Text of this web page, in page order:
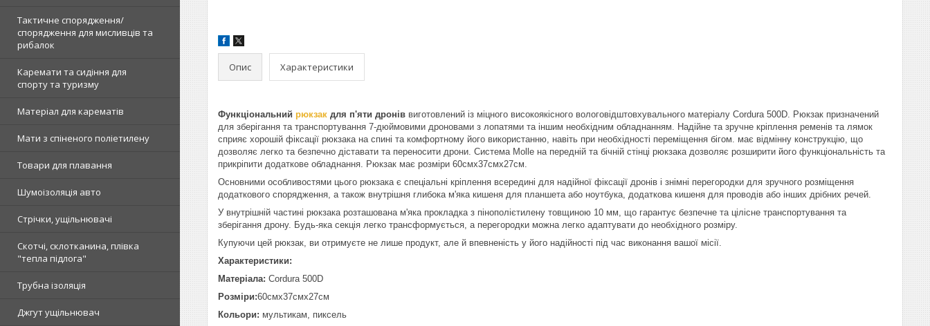
Тактичне спорядження/
спорядження для мисливців та
рибалок
Каремати та сидіння для
спорту та туризму
Матеріал для карематів
Мати з спіненого поліетилену
Товари для плавання
Шумоізоляція авто
Стрічки, ущільнювачі
Скотчі, склотканина, плівка
"тепла підлога"
Трубна ізоляція
Джгут ущільнювач
Опис Характеристики
Функціональний рюкзак для п'яти дронів виготовлений із міцного високоякісного вологовідштовхувального матеріалу Cordura 500D. Рюкзак призначений
для зберігання та транспортування 7-дюймовими дроновами з лопатями та іншим необхідним обладнанням. Надійне та зручне кріплення ременів та лямок
сприяє хорошій фіксації рюкзака на спині та комфортному його використанню, навіть при необхідності переміщення бігом. має відмінну конструкцію, що
дозволяє легко та безпечно діставати та переносити дрони. Система Molle на передній та бічній стінці рюкзака дозволяє розширити його функціональність та
прикріпити додаткове обладнання. Рюкзак має розміри 60смх37смх27см.
Основними особливостями цього рюкзака є спеціальні кріплення всередині для надійної фіксації дронів і знімні перегородки для зручного розміщення
додаткового спорядження, а також внутрішня глибока м'яка кишеня для планшета або ноутбука, додаткова кишеня для проводів або інших дрібних речей.
У внутрішній частині рюкзака розташована м'яка прокладка з пінополієтилену товщиною 10 мм, що гарантує безпечне та цілісне транспортування та
зберігання дрону. Будь-яка секція легко трансформується, а перегородки можна легко адаптувати до необхідного розміру.
Купуючи цей рюкзак, ви отримуєте не лише продукт, але й впевненість у його надійності під час виконання вашої місії.
Характеристики:
Матеріала: Cordura 500D
Розміри:60смх37смх27см
Кольори: мультикам, пиксель